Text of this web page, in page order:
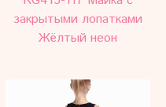
закрытыми лопатками
Жёлтый неон